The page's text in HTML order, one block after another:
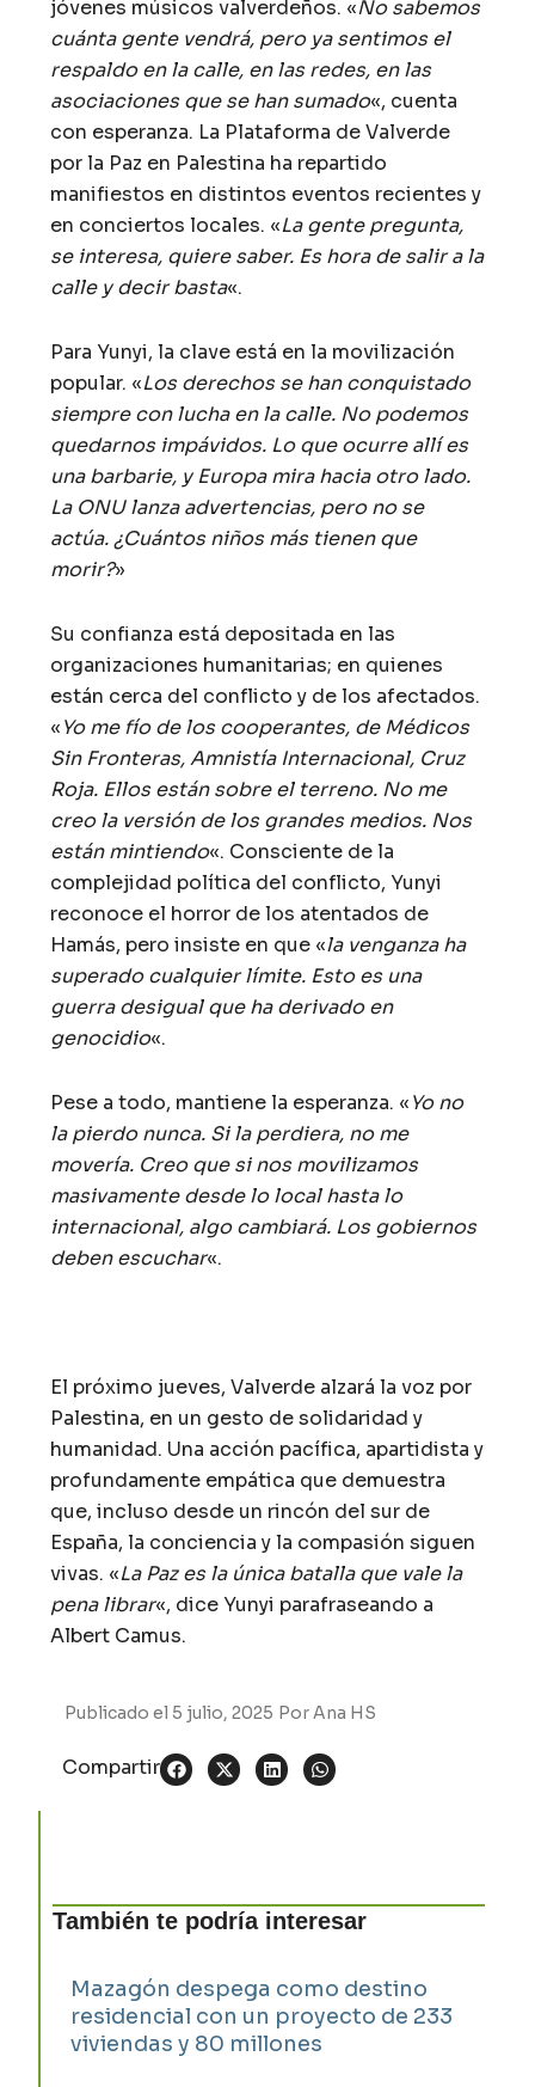
jóvenes músicos valverdeños. «No sabemos
cuánta gente vendrá, pero ya sentimos el
respaldo en la calle, en las redes, en las
asociaciones que se han sumado«, cuenta
con esperanza. La Plataforma de Valverde
por la Paz en Palestina ha repartido
manifiestos en distintos eventos recientes y
en conciertos locales. «La gente pregunta,
se interesa, quiere saber. Es hora de salir a la
calle y decir basta«.
Para Yunyi, la clave está en la movilización
popular. «Los derechos se han conquistado
siempre con lucha en la calle. No podemos
quedarnos impávidos. Lo que ocurre allí es
una barbarie, y Europa mira hacia otro lado.
La ONU lanza advertencias, pero no se
actúa. ¿Cuántos niños más tienen que
morir?»
Su confianza está depositada en las
organizaciones humanitarias; en quienes
están cerca del conflicto y de los afectados.
«Yo me fío de los cooperantes, de Médicos
Sin Fronteras, Amnistía Internacional, Cruz
Roja. Ellos están sobre el terreno. No me
creo la versión de los grandes medios. Nos
están mintiendo«. Consciente de la
complejidad política del conflicto, Yunyi
reconoce el horror de los atentados de
Hamás, pero insiste en que «la venganza ha
superado cualquier límite. Esto es una
guerra desigual que ha derivado en
genocidio«.
Pese a todo, mantiene la esperanza. «Yo no
la pierdo nunca. Si la perdiera, no me
movería. Creo que si nos movilizamos
masivamente desde lo local hasta lo
internacional, algo cambiará. Los gobiernos
deben escuchar«.
El próximo jueves, Valverde alzará la voz por
Palestina, en un gesto de solidaridad y
humanidad. Una acción pacífica, apartidista y
profundamente empática que demuestra
que, incluso desde un rincón del sur de
España, la conciencia y la compasión siguen
vivas. «La Paz es la única batalla que vale la
pena librar«, dice Yunyi parafraseando a
Albert Camus.
Publicado el 5 julio, 2025 PorAna HS
Compartir
También te podría interesar
Mazagón despega como destino
residencial con un proyecto de 233
viviendas y 80 millones